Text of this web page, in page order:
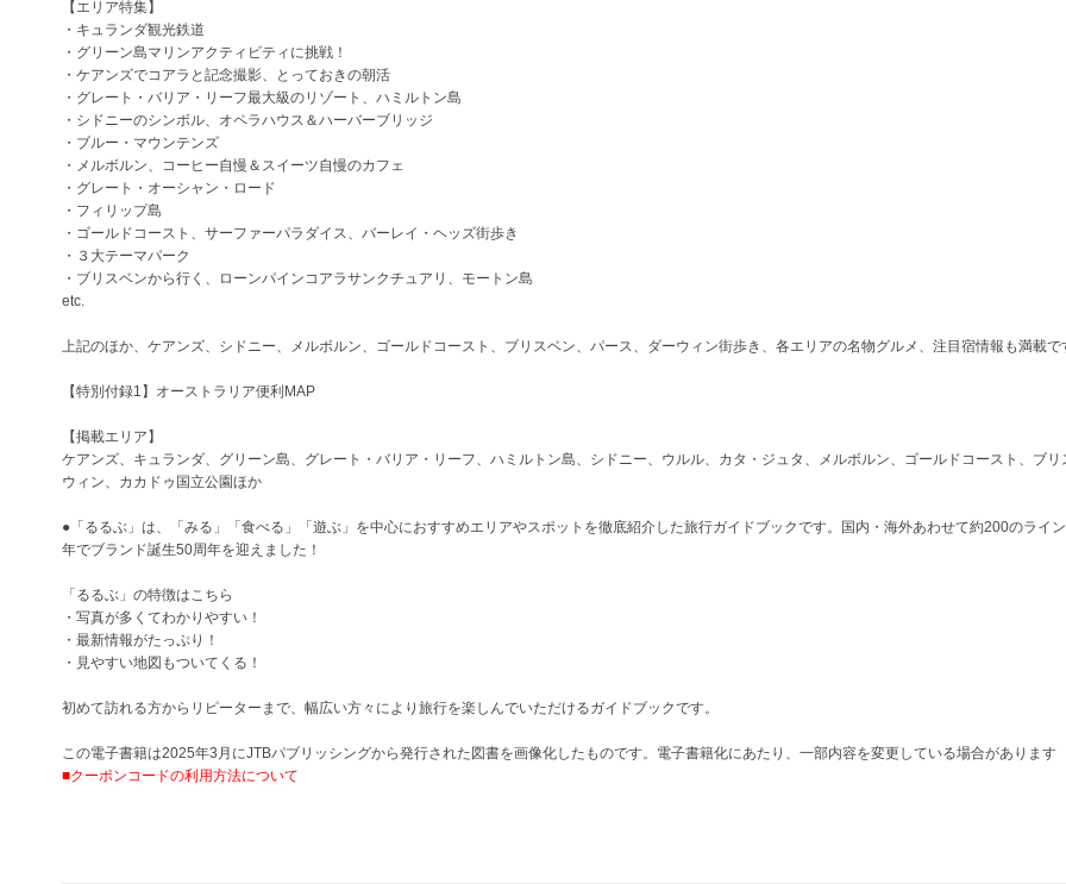
【エリア特集】
・キュランダ観光鉄道
・グリーン島マリンアクティビティに挑戦！
・ケアンズでコアラと記念撮影、とっておきの朝活
・グレート・バリア・リーフ最大級のリゾート、ハミルトン島
・シドニーのシンボル、オペラハウス＆ハーバーブリッジ
・ブルー・マウンテンズ
・メルボルン、コーヒー自慢＆スイーツ自慢のカフェ
・グレート・オーシャン・ロード
・フィリップ島
・ゴールドコースト、サーファーパラダイス、バーレイ・ヘッズ街歩き
・３大テーマパーク
・ブリスベンから行く、ローンパインコアラサンクチュアリ、モートン島
etc.
上記のほか、ケアンズ、シドニー、メルボルン、ゴールドコースト、ブリスベン、パース、ダーウィン街歩き、各エリアの名物グルメ、注目宿情報も満載で
【特別付録1】オーストラリア便利MAP
【掲載エリア】
ケアンズ、キュランダ、グリーン島、グレート・バリア・リーフ、ハミルトン島、シドニー、ウルル、カタ・ジュタ、メルボルン、ゴールドコースト、ブ
ウィン、カカドゥ国立公園ほか
●「るるぶ」は、「みる」「食べる」「遊ぶ」を中心におすすめエリアやスポットを徹底紹介した旅行ガイドブックです。国内・海外あわせて約200のライ
年でブランド誕生50周年を迎えました！
「るるぶ」の特徴はこちら
・写真が多くてわかりやすい！
・最新情報がたっぷり！
・見やすい地図もついてくる！
初めて訪れる方からリピーターまで、幅広い方々により旅行を楽しんでいただけるガイドブックです。
この電子書籍は2025年3月にJTBパブリッシングから発行された図書を画像化したものです。電子書籍化にあたり、一部内容を変更している場合があります
■クーポンコードの利用方法について